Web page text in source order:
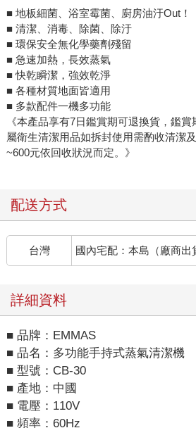
■ 地板細菌、浴室霉菌、廚房油汙Out！
■ 清潔、消毒、除菌、除汙
■ 環保安全無化學藥劑殘留
■ 急速加熱，長效蒸氣
■ 快乾瞬潔，強效乾淨
■ 各種材質地面皆適用
■ 多款配件一機多功能
《本產品享有7日鑑賞期可退換貨，鑑
屬衛生清潔用品如拆封使用需酌收清潔
~600元依回收狀況而定。》
配送方式
台灣 國內宅配：本島（廠商出
詳細資料
■ 品牌：EMMAS
■ 品名：多功能手持式蒸氣清潔機
■ 型號：CB-30
■ 產地：中國
■ 電壓：110V
■ 頻率：60Hz